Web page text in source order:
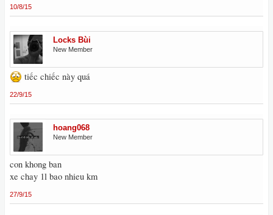
10/8/15
Locks Bùi
New Member
tiếc chiếc này quá
22/9/15
hoang068
New Member
con khong ban
xe chay 1l bao nhieu km
27/9/15